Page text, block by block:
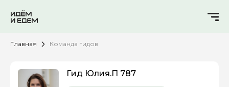
Главная Команда гидов
Гид Юлия.П 787